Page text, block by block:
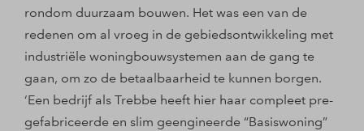
rondom duurzaam bouwen. Het was een van de
redenen om al vroeg in de gebiedsontwikkeling met
industriële woningbouwsystemen aan de gang te
gaan, om zo de betaalbaarheid te kunnen borgen.
‘Een bedrijf als Trebbe heeft hier haar compleet pre-
gefabriceerde en slim geengineerde “Basiswoning”